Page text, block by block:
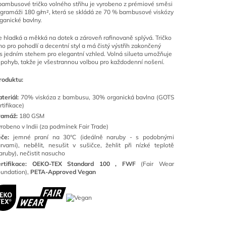
tričko volného střihu je vyrobeno z prémiové směsi
180 g/m², která se skládá ze 70 % bambusové viskózy
bavlny.
hladká a měkká na dotek a zároveň rafinovaně splývá. Tričko
pro pohodlí a decentní styl a má čistý výstřih zakončený
jedním stehem pro elegantní vzhled. Volná silueta umožňuje
takže je všestrannou volbou pro každodenní nošení.
70% viskóza z bambusu, 30% organická bavlna (GOTS
180 GSM
v Indii (za podmínek Fair Trade)
jemné praní na 30°C (ideálně naruby - s podobnými
nebělit, nesušit v sušičce, žehlit při nízké teplotě
nečistit nasucho
OEKO-TEX Standard 100 , FWF (Fair Wear
PETA-Approved Vegan